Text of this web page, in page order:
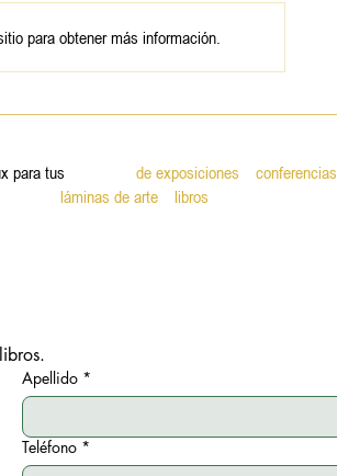
para obtener más información.
para tus de exposiciones conferencias
láminas de arte libros
Apellido *
Teléfono *